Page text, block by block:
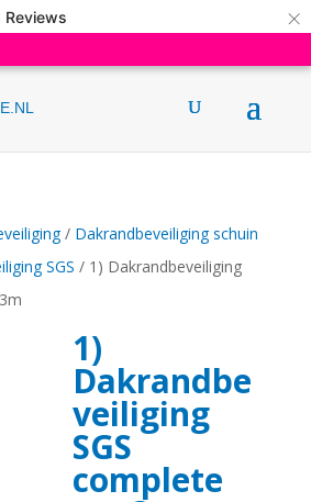
Reviews ×
info@steigerstore.nl
/ Dakrandbeveiliging schuin
SGS / 1) Dakrandbeveiliging
1)
Dakrandbe
veiliging
SGS
complete